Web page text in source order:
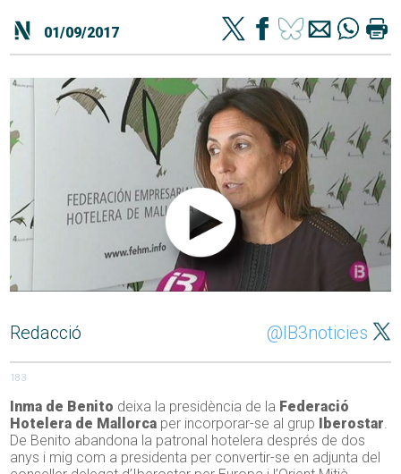
01/09/2017
Redacció @IB3noticies
183
Inma de Benito deixa la presidència de la Federació
Hotelera de Mallorca per incorporar-se al grup Iberostar.
De Benito abandona la patronal hotelera després de dos
anys i mig com a presidenta per convertir-se en adjunta del